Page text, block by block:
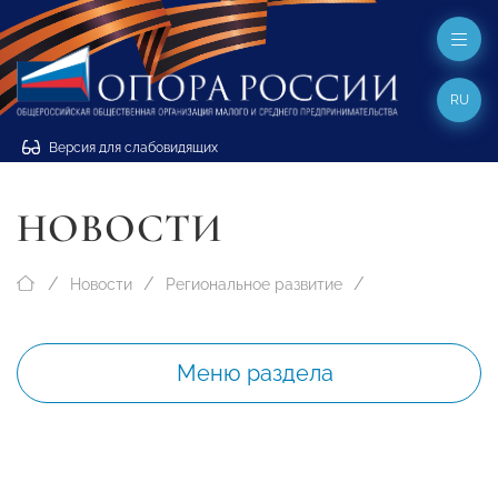
Версия для слабовидящих
RU
НОВОСТИ
Новости Региональное развитие
Меню раздела